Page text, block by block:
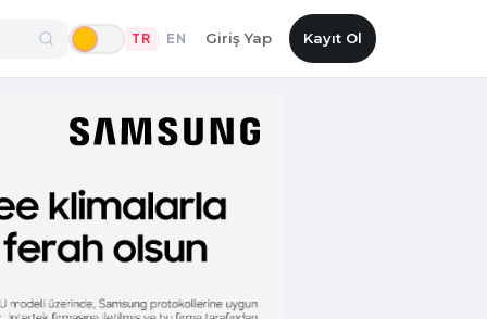
TR EN Giriş Yap Kayıt Ol